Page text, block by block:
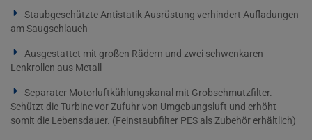
Staubgeschützte Antistatik Ausrüstung verhindert Aufladungen
am Saugschlauch
Ausgestattet mit großen Rädern und zwei schwenkaren
Lenkrollen aus Metall
Separater Motorluftkühlungskanal mit Grobschmutzfilter.
Schützt die Turbine vor Zufuhr von Umgebungsluft und erhöht
somit die Lebensdauer. (Feinstaubfilter PES als Zubehör erhältlich)